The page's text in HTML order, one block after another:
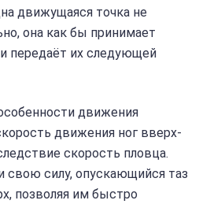
движущаяся точка не
она как бы принимает
передаёт их следующей
движения
движения ног вверх-
скорость пловца.
свою силу, опускающийся таз
позволяя им быстро